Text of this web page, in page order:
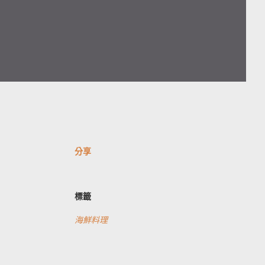
分享
標籤
海鮮料理